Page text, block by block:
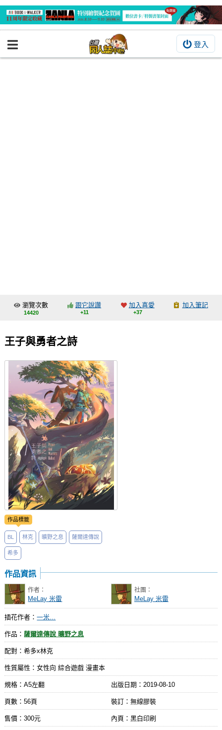
登入
BOOKY書集倉庫
交流中心
會員功能選單
會員中心
註冊會員
登入
瀏覽次數
14420
跟它說讚
+11
加入喜愛
+37
加入筆記
王子與勇者之詩
作品標籤
BL 林克 曠野之息 薩爾達傳說
希多
作品資訊
作者：
MeLay 米雷
社團：
MeLay 米雷
插花作者：一米...
作品：薩爾達傳說 曠野之息
配對：希多x林克
性質屬性：女性向 綜合遊戲 漫畫本
規格：A5左翻 出版日期： 2019-08-10
頁數：56頁 裝訂：無線膠裝
售價：300元 內頁：黑白印刷